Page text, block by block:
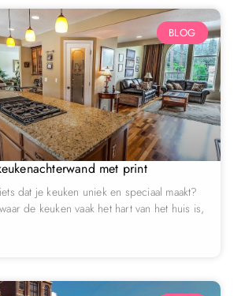
BLOG
met print
dat je keuken uniek en speciaal maakt?
de keuken vaak het hart van het huis is,